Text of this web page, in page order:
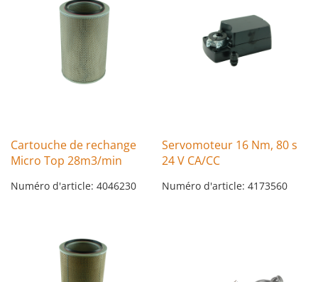
Cartouche de rechange
Micro Top 28m3/min
Numéro d'article: 4046230
Servomoteur 16 Nm, 80 s
24 V CA/CC
Numéro d'article: 4173560